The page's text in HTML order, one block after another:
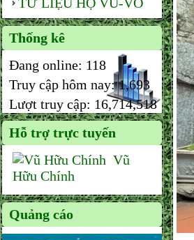
Thống kê
Đang online: 118
Truy cập hôm nay:1,693
Lượt truy cập: 16,714,518
Hỗ trợ trực tuyến
Vũ
Hữu Chính
Quảng cáo